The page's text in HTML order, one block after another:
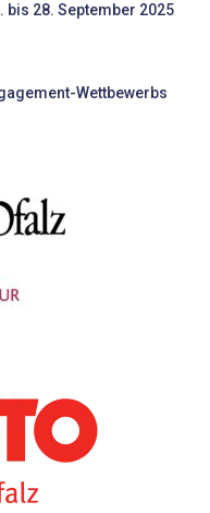
bis 28. September 2025
Wettbewerbs